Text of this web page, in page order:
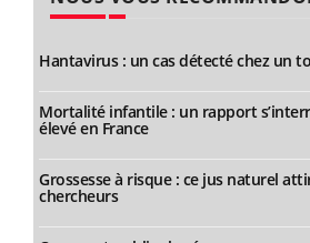
Hantavirus : un cas détecté chez un
Mortalité infantile : un rapport
élevé en France
Grossesse à risque : ce jus naturel
chercheurs